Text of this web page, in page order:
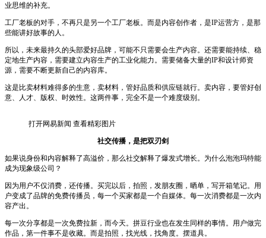
业思维的补充。
工厂老板的对手，不再只是另一个工厂老板。而是内容创作者，是IP运营方，是那
些能讲好故事的人。
所以，未来最持久的头部爱好品牌，可能不只需要会生产内容。还需要能持续、稳
定地生产内容，需要建立内容生产的工业化能力。需要储备大量的IP和设计师资
源，需要不断更新自己的内容库。
这是比卖材料难得多的生意，卖材料，管好品质和供应链就行。卖内容，要管好创
意、人才、版权、时效性。这两件事，完全不是一个难度级别。
打开网易新闻 查看精彩图片
社交传播，是把双刃剑
如果说身份和内容解释了高溢价，那么社交解释了爆发式增长。为什么泡泡玛特能
成为现象级公司？
因为用户不仅消费，还传播。买完以后，拍照，发朋友圈，晒单，写开箱笔记。用
户变成了品牌的免费传播员，每一个买家都是一个自媒体。每一次消费都是一次内
容产出。
每一次分享都是一次免费拉新，而今天。拼豆行业也在发生同样的事情。用户做完
作品，第一件事不是收藏。而是拍照，找光线，找角度。摆道具。